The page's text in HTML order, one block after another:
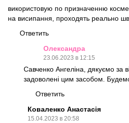
використовую по призначенню
на висипання, проходять реально
Ответить
Олександра
23.06.2023 в 12:15
Савченко Ангеліна, дякуємо за
задоволені цим засобом.
Ответить
Коваленко Анастасія
15.04.2023 в 20:58